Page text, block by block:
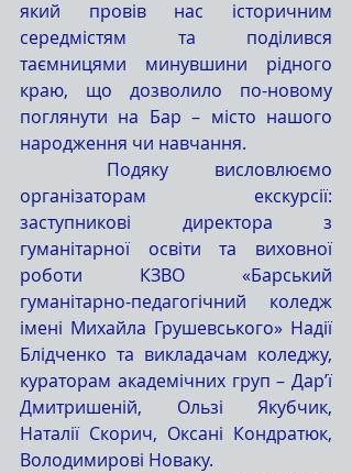
який провів нас історичним
середмістям та поділився
таємницями минувшини рідного
краю, що дозволило по-новому
поглянути на Бар – місто нашого
народження чи навчання.
організаторам екскурсії:
заступникові директора з
гуманітарної освіти та виховної
роботи КЗВО «Барський
гуманітарно-педагогічний коледж
імені Михайла Грушевського» Надії
Блідченко та викладачам коледжу,
кураторам академічних груп – Дар’ї
Дмитришеній, Ользі Якубчик,
Наталії Скорич, Оксані Кондратюк,
Володимирові Новаку.